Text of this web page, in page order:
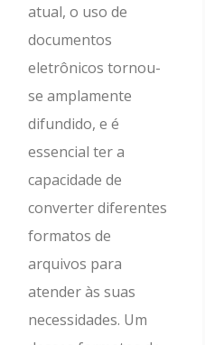
atual, o uso de
documentos
eletrônicos tornou-
se amplamente
difundido, e é
essencial ter a
capacidade de
converter diferentes
formatos de
arquivos para
atender às suas
necessidades. Um